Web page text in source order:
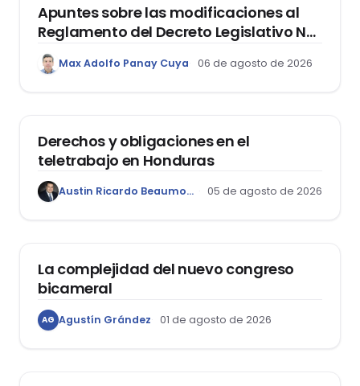
Apuntes sobre las modificaciones al
Reglamento del Decreto Legislativo Nº
1400, que aprueba el Régimen de
Garantía Mobiliaria
Max Adolfo Panay Cuya 06 de agosto de 2026
Derechos y obligaciones en el
teletrabajo en Honduras
Austin Ricardo Beaumont Rivera 05 de agosto de 2026
La complejidad del nuevo congreso
bicameral
AG Agustín Grández 01 de agosto de 2026